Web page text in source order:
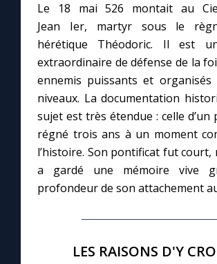
Questions-réponses
Prier au quotidien
Avec Thérèse de Lisieux
L'Évangile chaque jour
Les premiers samedis du mois
Me consacrer à Jésus par Marie
Le 18 mai 526 montait au
Jean Ier, martyr sous le
hérétique Théodoric. Il est
extraordinaire de défense de la
ennemis puissants et
niveaux. La documentation
sujet est très étendue : celle d’un
régné trois ans à un moment
l’histoire. Son pontificat fut court,
a gardé une mémoire vive
profondeur de son attachement
LES RAISONS D'Y